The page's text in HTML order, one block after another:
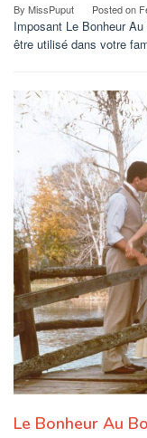
By MissPuput Posted on
Imposant Le Bonheur
être utilisé dans votre
Le Bonheur Au